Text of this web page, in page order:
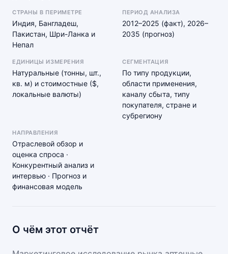
СТРАНЫ В ПЕРИМЕТРЕ
Индия, Бангладеш,
Пакистан, Шри-Ланка и
Непал
ПЕРИОД АНАЛИЗА
2012–2025 (факт), 2026–
2035 (прогноз)
ЕДИНИЦЫ ИЗМЕРЕНИЯ
Натуральные (тонны, шт.,
кв. м) и стоимостные ($,
локальные валюты)
СЕГМЕНТАЦИЯ
По типу продукции,
области применения,
каналу сбыта, типу
покупателя, стране и
субрегиону
НАПРАВЛЕНИЯ
Отраслевой обзор и
оценка спроса ·
Конкурентный анализ и
интервью · Прогноз и
финансовая модель
О чём этот отчёт